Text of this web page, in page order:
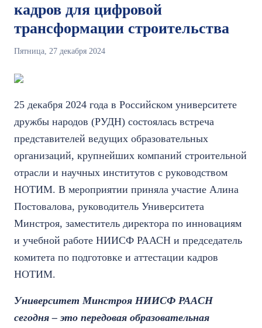
кадров для цифровой
трансформации строительства
Пятница, 27 декабря 2024
25 декабря 2024 года в Российском университете
дружбы народов (РУДН) состоялась встреча
представителей ведущих образовательных
организаций, крупнейших компаний строительной
отрасли и научных институтов с руководством
НОТИМ. В мероприятии приняла участие Алина
Постовалова, руководитель Университета
Минстроя, заместитель директора по инновациям
и учебной работе НИИСФ РААСН и председатель
комитета по подготовке и аттестации кадров
НОТИМ.
Университет Минстроя НИИСФ РААСН
сегодня – это передовая образовательная